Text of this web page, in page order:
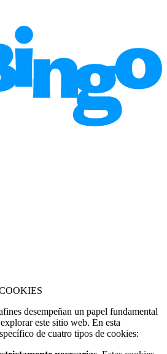
desempeñan un papel fundamental
este sitio web. En esta
de cuatro tipos de cookies: